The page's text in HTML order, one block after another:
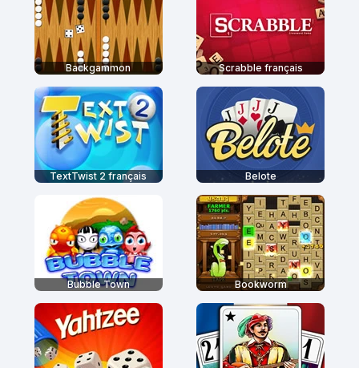
Backgammon Scrabble français
TextTwist 2 français Belote
Bubble Town Bookworm